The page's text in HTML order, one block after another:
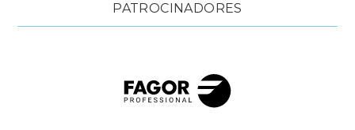
PATROCINADORES